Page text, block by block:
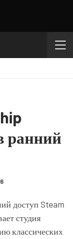
ранний
доступ Steam
студия
классических